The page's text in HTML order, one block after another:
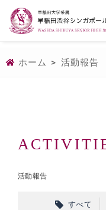
ホーム >活動報告
活動報告
すべて